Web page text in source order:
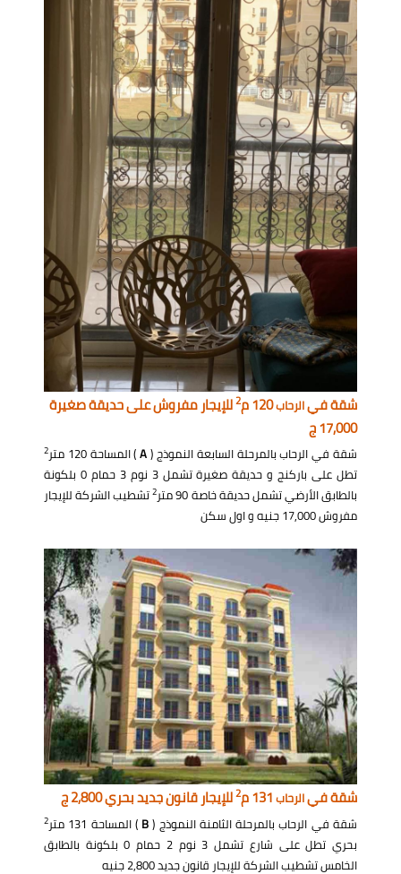
شقة فيالرحاب120 م 2للإيجار مفروش على حديقة صغيرة
17,000 ج
شقة في الرحاب بالمرحلة السابعة النموذج (A) المساحة 120 متر 2
تطل على باركنج و حديقة صغيرة تشمل 3 نوم 3 حمام 0 بلكونة
بالطابق الأرضي تشمل حديقة خاصة 90 متر
2تشطيب الشركة للإيجار
مفروش 17,000 جنيه و اول سكن
شقة فيالرحاب 2للإيجار قانون جديد بحري 2,800 ج
شقة في الرحاب بالمرحلة الثامنة النموذج (B ) المساحة 131 متر 2
بحري تطل على شارع تشمل 3 نوم 2 حمام 0 بلكونة بالطابق
الخامس تشطيب الشركة للإيجار قانون جديد 2,800 جنيه